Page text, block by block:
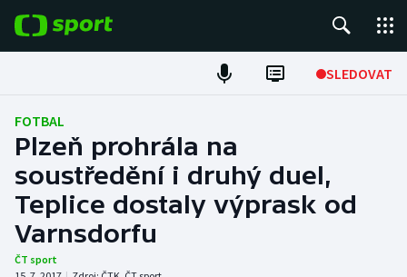
SLEDOVAT
ME v atletice
ME v plavání
Fotbal
Hokej
FOTBAL
Plzeň prohrála na
soustředění i druhý duel,
Teplice dostaly výprask od
Varnsdorfu
ČT sport